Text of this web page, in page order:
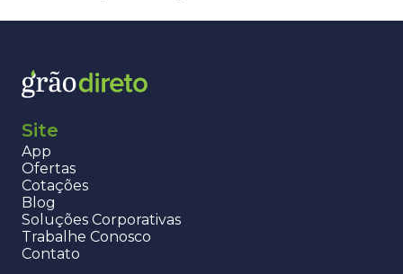
Site
App
Ofertas
Cotações
Blog
Soluções Corporativas
Trabalhe Conosco
Contato